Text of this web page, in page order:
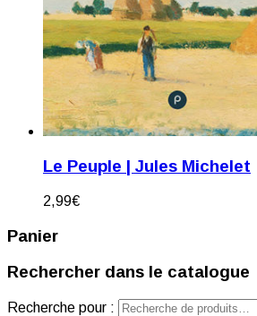
Le Peuple | Jules Michelet
2,99€
Panier
Rechercher dans le catalogue
Recherche pour :